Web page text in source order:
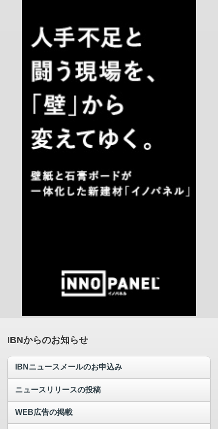
IBNからのお知らせ
IBNニュースメールのお申込み
ニュースリリースの投稿
WEB広告の掲載